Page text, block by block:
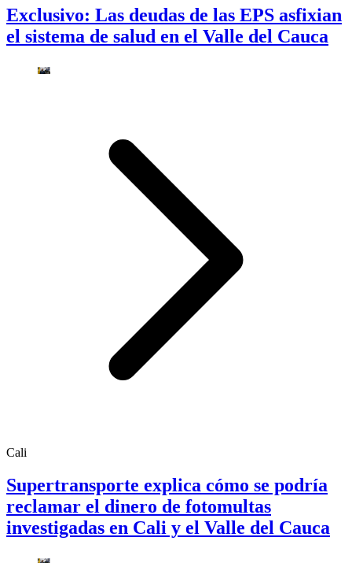
Exclusivo: Las deudas de las EPS asfixian
el sistema de salud en el Valle del Cauca
Cali
Supertransporte explica cómo se podría
reclamar el dinero de fotomultas
investigadas en Cali y el Valle del Cauca